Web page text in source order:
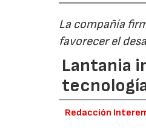
La compañía
favorecer el
Lantania
Redacción